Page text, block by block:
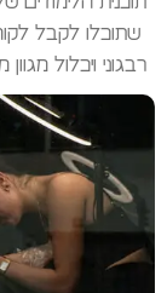
שתוכלו לקבל
רבגוני ויכלול